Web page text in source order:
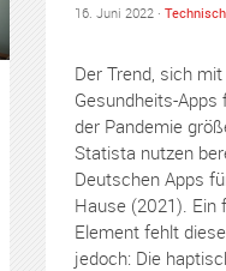
16. Juni 2022 ·
Der Trend, sich
Gesundheits-
der Pandemie
Statista nutzen
Deutschen Apps
Hause (2021). Ein
Element fehlt
jedoch: Die